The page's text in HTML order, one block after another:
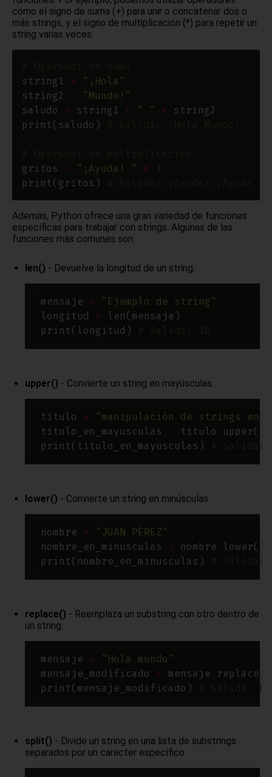
como el signo de suma (+) para unir o concatenar dos o
más strings, y el signo de multiplicación (*) para repetir un
string varias veces.
string1 =
"¡Hola"
string2 =
"Mundo!"
saludo = string1 + " " +
print(saludo)
gritos = "¡Ayuda! " *
3
print(gritos)
Además, Python ofrece una gran variedad de funciones
específicas para trabajar con strings. Algunas de las
funciones más comunes son:
len() - Devuelve la longitud de un string.
mensaje =
"Ejemplo de string"
longitud =
print(longitud)
upper() - Convierte un string en mayúsculas.
titulo =
"manipulación de strings en
titulo_en_mayusculas = titulo .
print(titulo_en_mayusculas)
# Salida:
lower() - Convierte un string en minúsculas.
nombre =
"JUAN PÉREZ"
nombre_en_minusculas = nombre.
print(nombre_en_minusculas)
# Salida:
replace() - Reemplaza un substring con otro dentro de
un string.
mensaje =
"Hola mundo"
mensaje_modificado = mensaje. replace(
print(mensaje_modificado)
# Salida:
split() - Divide un string en una lista de substrings
separados por un caracter específico.